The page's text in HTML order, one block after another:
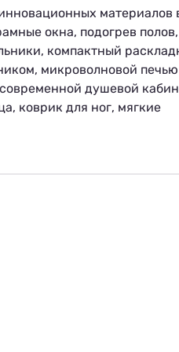
материалов
окна, подогрев полов,
компактный
микроволновой
душевой
коврик для ног, мягкие